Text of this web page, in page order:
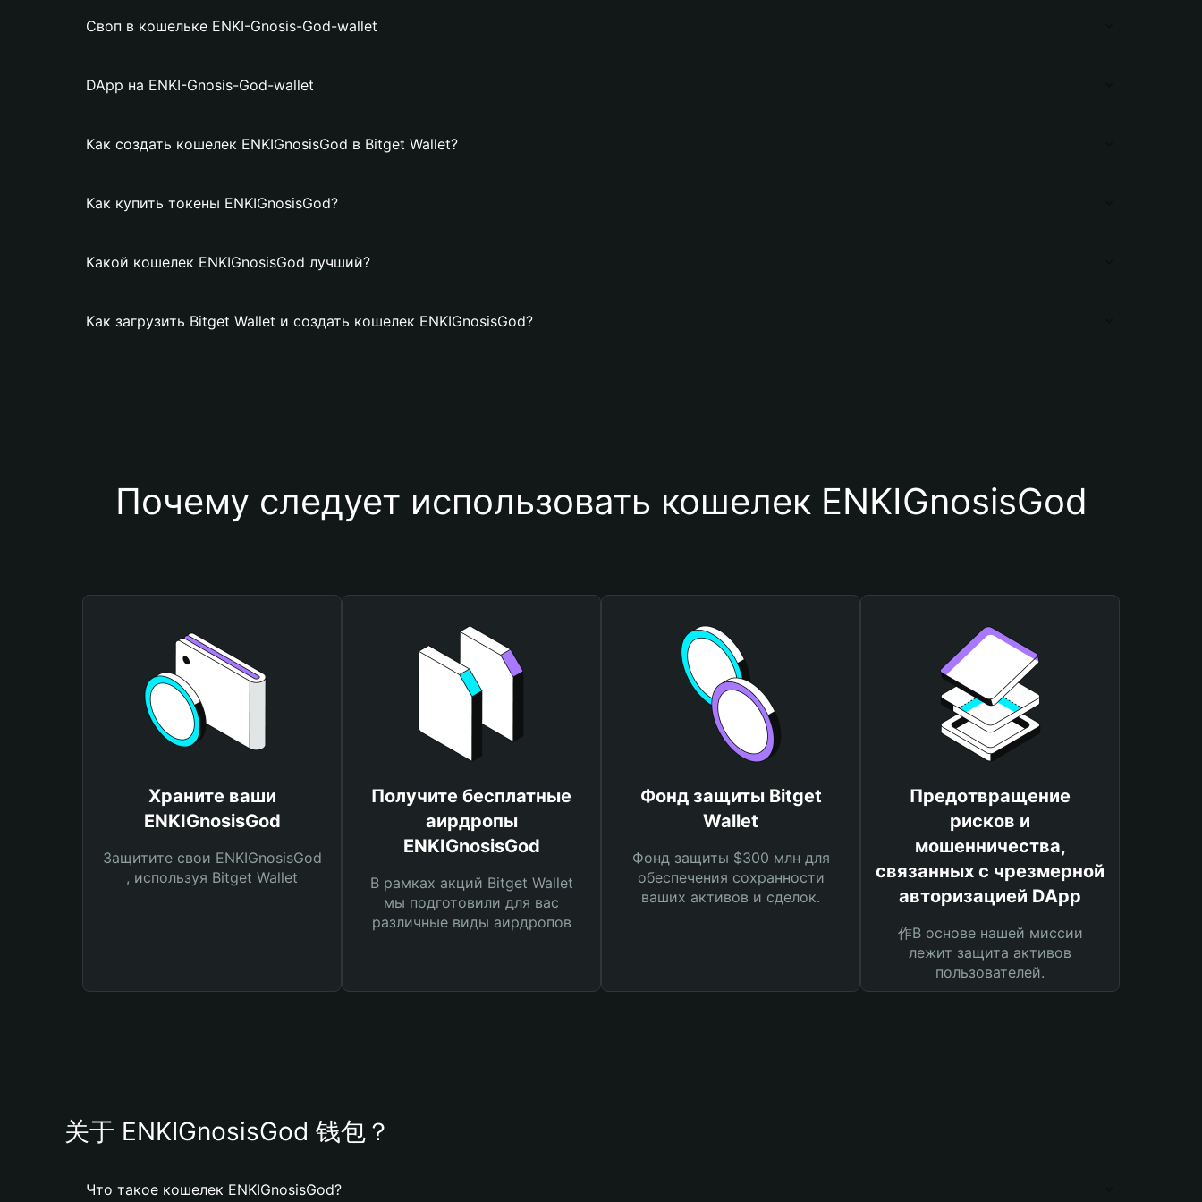
Своп в кошельке ENKI-Gnosis-God-wallet
DApp на ENKI-Gnosis-God-wallet
Как создать кошелек ENKIGnosisGod в Bitget Wallet?
Как купить токены ENKIGnosisGod?
Какой кошелек ENKIGnosisGod лучший?
Как загрузить Bitget Wallet и создать кошелек ENKIGnosisGod?
Почему следует использовать кошелек ENKIGnosisGod
Храните ваши
ENKIGnosisGod
Защитите свои ENKIGnosisGod
, используя Bitget Wallet
Получите бесплатные
аирдропы
ENKIGnosisGod
В рамках акций Bitget Wallet
мы подготовили для вас
различные виды аирдропов
Фонд защиты Bitget
Wallet
Фонд защиты $300 млн для
обеспечения сохранности
ваших активов и сделок.
Предотвращение
рисков и
мошенничества,
связанных с чрезмерной
авторизацией DApp
作В основе нашей миссии
лежит защита активов
пользователей.
关于 ENKIGnosisGod 钱包？
Что такое кошелек ENKIGnosisGod?